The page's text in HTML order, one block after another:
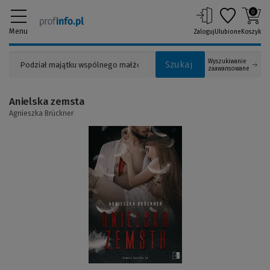
Menu
Szukaj
Wyszukiwanie
zaawansowane
ZalogujUlubione
0
Koszyk
Anielska zemsta
Agnieszka Brückner